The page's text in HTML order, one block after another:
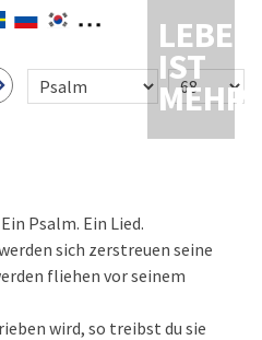
LEBEN
IST
MEHR
Psalm. Ein Lied.
sich zerstreuen seine
fliehen vor seinem
wird, so treibst du sie